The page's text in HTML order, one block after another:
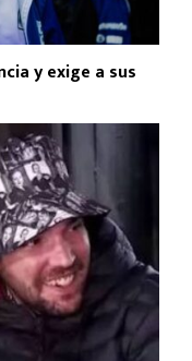
y exige a sus